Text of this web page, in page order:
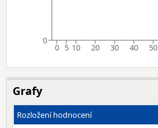
0 5 10 20 30 40 50
0
Grafy
Rozložení hodnocení